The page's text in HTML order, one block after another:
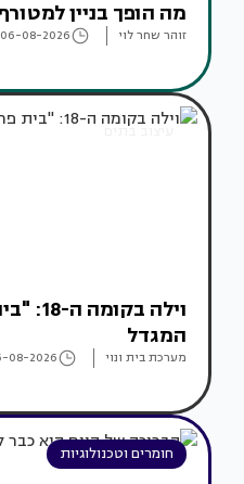
מה הופך בניין
זוהר שחר לוי 06-08-2026
עיצוב בתים
וילה
המגדל
מערכת בית ונוי 08-2026
חומרים וטכנולוגיות